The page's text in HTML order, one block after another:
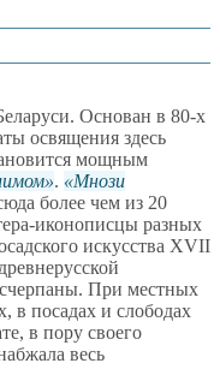
Основан в 80-х
освящения здесь
мощным
.
Мнози
более чем из 20
иконописцы разных
искусства XVII
При местных
в посадах и слободах
в пору своего
весь